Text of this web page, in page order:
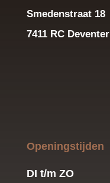
Smedenstraat 18
7411 RC Deventer
Openingstijden
DI t/m ZO